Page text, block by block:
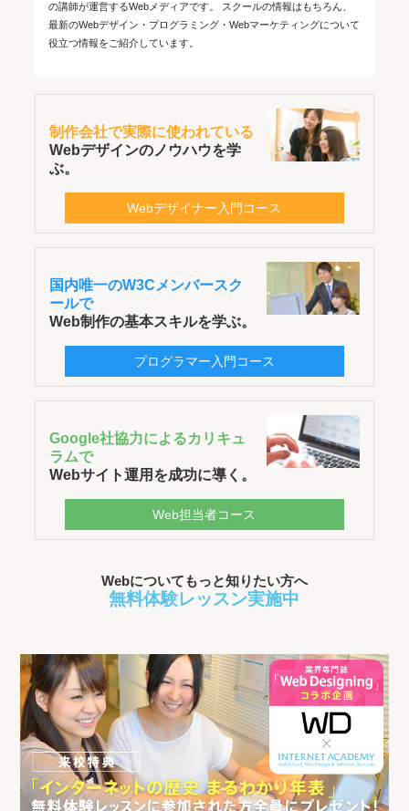
の講師が運営するWebメディアです。 スクールの情報はもちろん、
最新のWebデザイン・プログラミング・Webマーケティングについて
役立つ情報をご紹介しています。
制作会社で実際に使われている
Webデザインのノウハウを学
ぶ。
Webデザイナー入門コース
国内唯一のW3Cメンバースク
ールで
Web制作の基本スキルを学ぶ。
プログラマー入門コース
Google社協力によるカリキュ
ラムで
Webサイト運用を成功に導く。
Web担当者コース
Webについてもっと知りたい方へ
無料体験レッスン実施中